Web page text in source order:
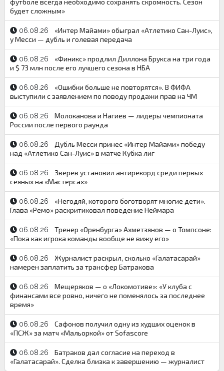
футболе всегда необходимо сохранять скромность. Сезон
будет сложным»
06.08.26
«Интер Майами» обыграл «Атлетико Сан-Луис»,
у Месси — дубль и голевая передача
06.08.26
«Финикс» продлил Диллона Брукса на три года
и $ 73 млн после его лучшего сезона в НБА
06.08.26
«Ошибки больше не повторятся». В ФИФА
выступили с заявлением по поводу продажи прав на ЧМ
06.08.26
Молоканова и Нагиев — лидеры чемпионата
России после первого раунда
06.08.26
Дубль Месси принес «Интер Майами» победу
над «Атлетико Сан-Луис» в матче Кубка лиг
06.08.26
Зверев установил антирекорд среди первых
сеяных на «Мастерсах»
06.08.26
«Негодяй, которого боготворят многие дети».
Глава «Ремо» раскритиковал поведение Неймара
06.08.26
Тренер «Оренбурга» Ахметзянов — о Томпсоне:
«Пока как игрока команды вообще не вижу его»
06.08.26
Журналист раскрыл, сколько «Галатасарай»
намерен заплатить за трансфер Батракова
06.08.26
Мещеряков — о «Локомотиве»: «У клуба с
финансами все ровно, ничего не поменялось за последнее
время»
06.08.26
Сафонов получил одну из худших оценок в
«ПСЖ» за матч «Мальоркой» от Sofascore
06.08.26
Батраков дал согласие на переход в
«Галатасарай». Сделка близка к завершению — журналист